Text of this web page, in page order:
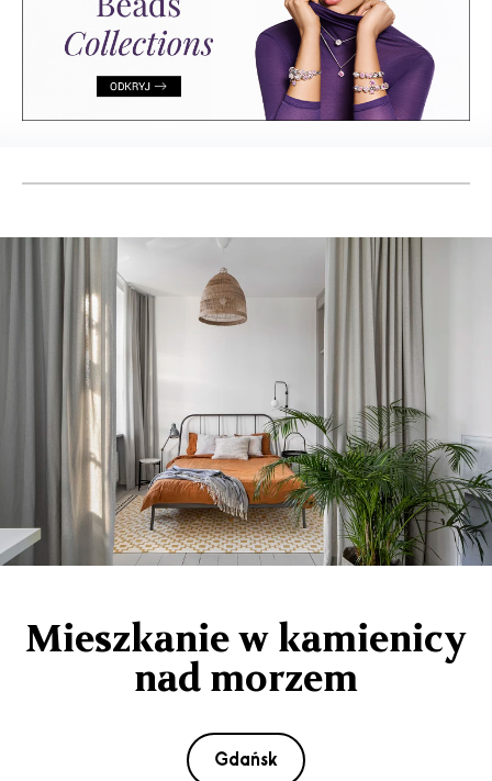
Mieszkanie w kamienicy
nad morzem
Gdańsk